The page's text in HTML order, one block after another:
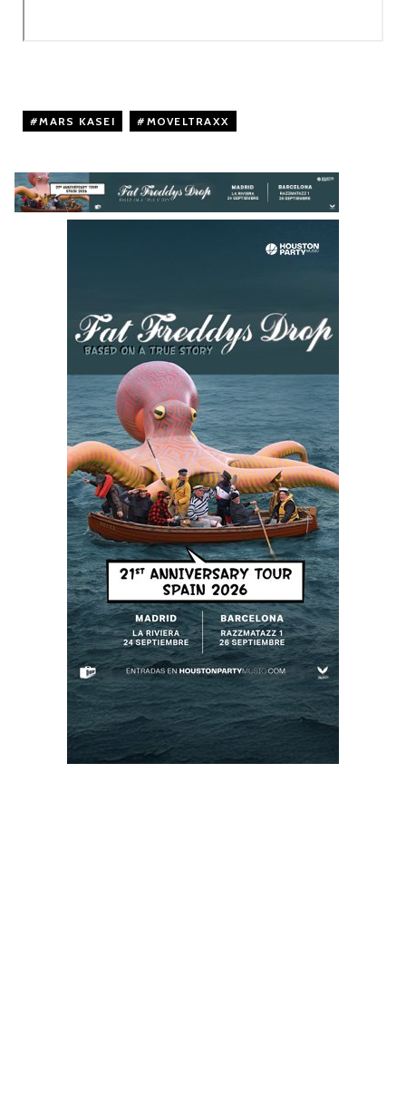
MARS KASEI MOVELTRAXX